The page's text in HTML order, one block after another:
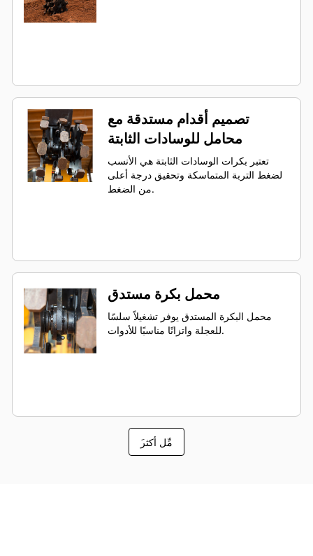
تصميم أقدام مستدقة مع
محامل للوسادات الثابتة
تعتبر بكرات الوسادات الثابتة هي الأنسب
لضغط التربة المتماسكة وتحقيق درجة أعلى
من الضغط.
محمل بكرة مستدق
محمل البكرة المستدق يوفر تشغيلاً سلسًا
للعجلة واتزانًا مناسبًا للأدوات.
َمِّل أكثر